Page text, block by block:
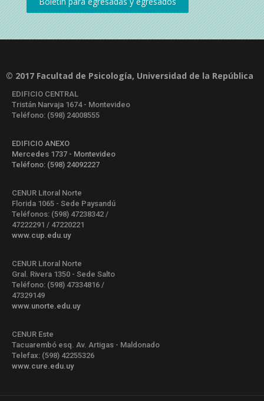
© 2017 Facultad de Psicología, Universidad de la República
EDIFICIO CENTRAL
Tristán Narvaja 1674 - Montevideo
Teléfono: (598) 24008555
EDIFICIO ANEXO
Mercedes 1737 - Montevideo
Teléfono: (598) 24092227
CENUR Litoral Norte
Florida 1065 - Sede Paysandú
Teléfonos: (598) 47238342 /
47222291 / 47220221
www.cup.edu.uy
CENUR Litoral Norte
Gral. Rivera 1350 - Sede Salto
Teléfono: (598) 47334816 /
47329149
www.unorte.edu.uy
CENUR Este
Tacuarembó esq. Av. Artigas - Maldonado
Telefax: (598) 42255326
www.cure.edu.uy